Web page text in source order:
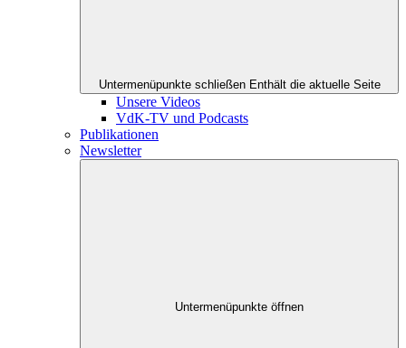
Untermenüpunkte schließen Enthält die aktuelle Seite
Unsere Videos
VdK-TV und Podcasts
Publikationen
Newsletter
Untermenüpunkte öffnen